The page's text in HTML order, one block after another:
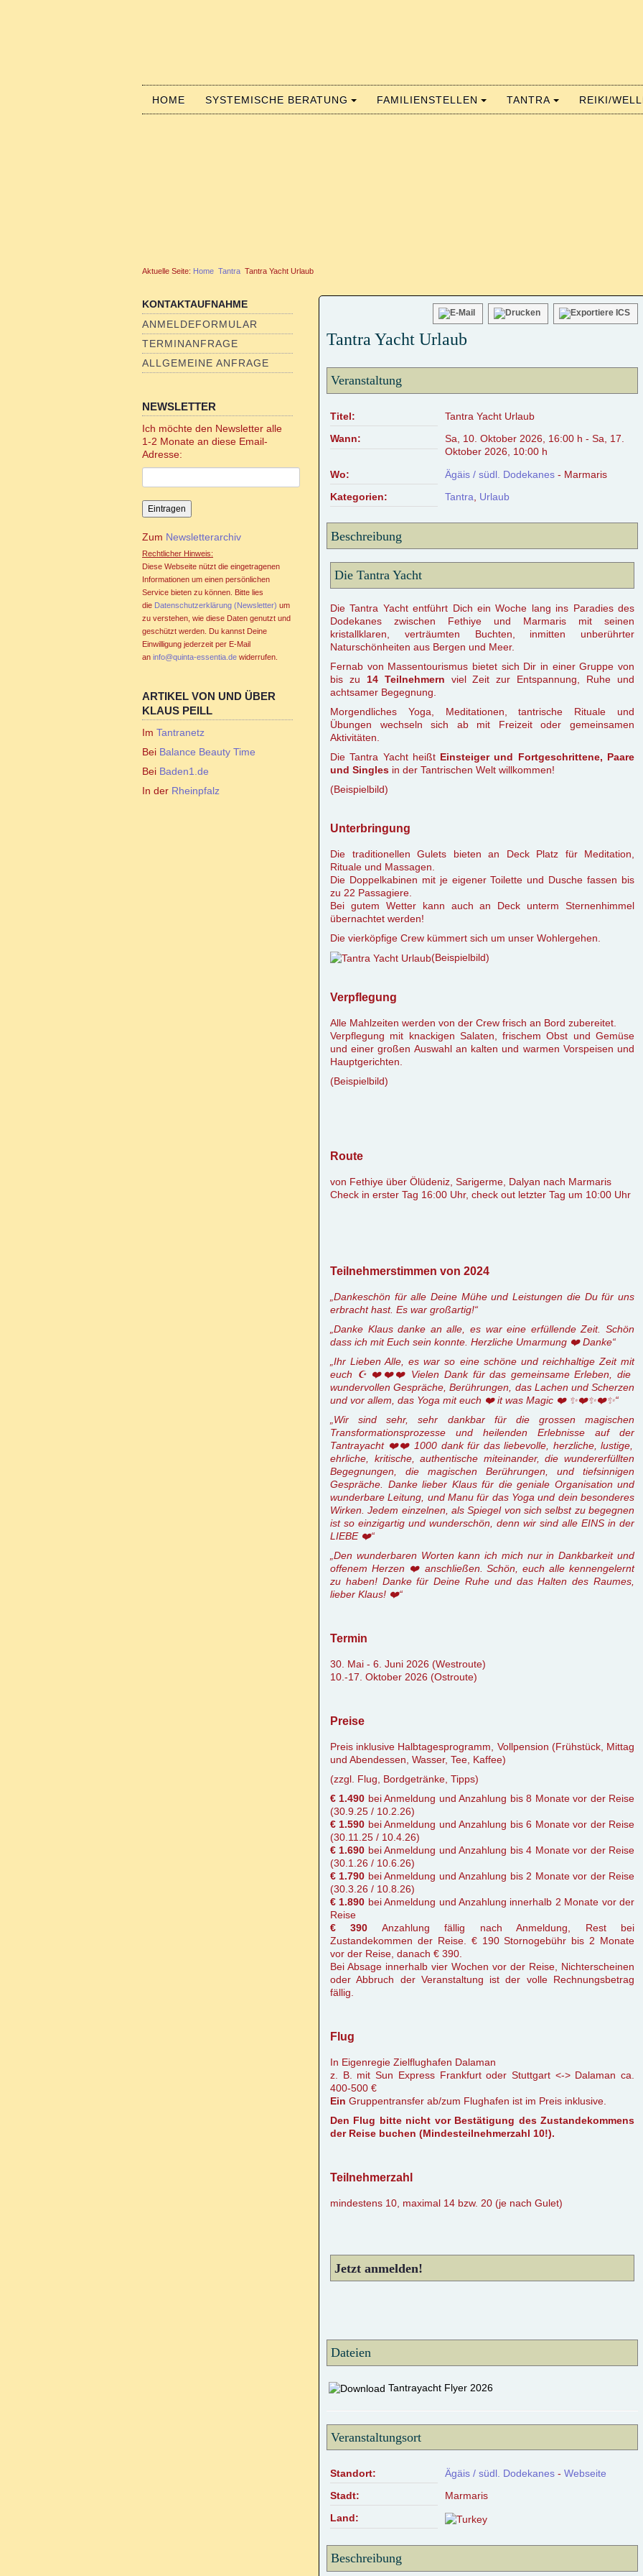
HOME SYSTEMISCHE BERATUNG FAMILIENSTELLEN TANTRA REIKI/
Aktuelle Seite: Home Tantra Tantra Yacht Urlaub
KONTAKTAUFNAHME
ANMELDEFORMULAR
TERMINANFRAGE
ALLGEMEINE ANFRAGE
NEWSLETTER
Ich möchte den Newsletter alle
1-2 Monate an diese Email-
Adresse:
Zum Newsletterarchiv
Rechtlicher Hinweis:
Diese Webseite nützt die eingetragenen
Informationen um einen persönlichen
Service bieten zu können. Bitte lies
die Datenschutzerklärung (Newsletter) um
zu verstehen, wie diese Daten genutzt und
geschützt werden. Du kannst Deine
Einwilligung jederzeit per E-Mail
an info@quinta-essentia.de widerrufen.
ARTIKEL VON UND ÜBER
KLAUS PEILL
Im Tantranetz
Bei Balance Beauty Time
Bei Baden1.de
In der Rheinpfalz
Tantra Yacht Urlaub
Veranstaltung
Titel:
Tantra Yacht Urlaub
Wann:
Sa, 10. Oktober 2026, 16:00 h - Sa, 17.
Oktober 2026, 10:00 h
Wo:
Ägäis / südl. Dodekanes - Marmaris
Kategorien:
Tantra Urlaub
Beschreibung
Die Tantra Yacht
Die Tantra Yacht entführt Dich ein Woche lang ins Paradies des
Dodekanes zwischen Fethiye und Marmaris mit seinen
kristallklaren, verträumten Buchten, inmitten unberührter
Naturschönheiten aus Bergen und Meer.
Fernab von Massentourismus bietet sich Dir in einer Gruppe von
bis zu 14 Teilnehmern viel Zeit zur Entspannung, Ruhe und
achtsamer Begegnung.
Morgendliches Yoga, Meditationen, tantrische Rituale und
Übungen wechseln sich ab mit Freizeit oder gemeinsamen
Aktivitäten.
Die Tantra Yacht heißt Einsteiger und Fortgeschrittene, Paare
und Singles in der Tantrischen Welt willkommen!
(Beispielbild)
Unterbringung
Die traditionellen Gulets bieten an Deck Platz für Meditation,
Rituale und Massagen.
Die Doppelkabinen mit je eigener Toilette und Dusche fassen bis
zu 22 Passagiere.
Bei gutem Wetter kann auch an Deck unterm Sternenhimmel
übernachtet werden!
Die vierköpfige Crew kümmert sich um unser Wohlergehen.
(Beispielbild)
Verpflegung
Alle Mahlzeiten werden von der Crew frisch an Bord zubereitet.
Verpflegung mit knackigen Salaten, frischem Obst und Gemüse
und einer großen Auswahl an kalten und warmen Vorspeisen und
Hauptgerichten.
(Beispielbild)
Route
von Fethiye über Ölüdeniz, Sarigerme, Dalyan nach Marmaris
Check in erster Tag 16:00 Uhr, check out letzter Tag um 10:00 Uhr
Teilnehmerstimmen von 2024
„Dankeschön für alle Deine Mühe und Leistungen die Du für uns
erbracht hast. Es war großartig!“
„Danke Klaus danke an alle, es war eine erfüllende Zeit. Schön
dass ich mit Euch sein konnte. Herzliche Umarmung ❤️ Danke“
„Ihr Lieben Alle, es war so eine schöne und reichhaltige Zeit mit
euch ☪ ❤️❤️❤️ Vielen Dank für das gemeinsame Erleben, die
wundervollen Gespräche, Berührungen, das Lachen und Scherzen
und vor allem, das Yoga mit euch ❤️ it was Magic ❤️ ✨❤️✨❤️✨“
„Wir sind sehr, sehr dankbar für die grossen magischen
Transformationsprozesse und heilenden Erlebnisse auf der
Tantrayacht ❤️❤️ 1000 dank für das liebevolle, herzliche, lustige,
ehrliche, kritische, authentische miteinander, die wundererfüllten
Begegnungen, die magischen Berührungen, und tiefsinnigen
Gespräche. Danke lieber Klaus für die geniale Organisation und
wunderbare Leitung, und Manu für das Yoga und dein besonderes
Wirken. Jedem einzelnen, als Spiegel von sich selbst zu begegnen
ist so einzigartig und wunderschön, denn wir sind alle EINS in der
LIEBE ❤️“
„Den wunderbaren Worten kann ich mich nur in Dankbarkeit und
offenem Herzen ❤️ anschließen.
Schön, euch alle kennengelernt
zu haben! Danke für Deine Ruhe und das Halten des Raumes,
lieber Klaus! ❤️“
Termin
30. Mai - 6. Juni 2026 (Westroute)
10.-17. Oktober 2026 (Ostroute)
Preise
Preis inklusive Halbtagesprogramm, Vollpension (Frühstück, Mittag
und Abendessen, Wasser, Tee, Kaffee)
(zzgl. Flug, Bordgetränke, Tipps)
€ 1.490 bei Anmeldung und Anzahlung bis 8 Monate vor der Reise
(30.9.25 / 10.2.26)
€ 1.590 bei Anmeldung und Anzahlung bis 6 Monate vor der Reise
(30.11.25 / 10.4.26)
€ 1.690 bei Anmeldung und Anzahlung bis 4 Monate vor der Reise
(30.1.26 / 10.6.26)
€ 1.790 bei Anmeldung und Anzahlung bis 2 Monate vor der Reise
(30.3.26 / 10.8.26)
€ 1.890 bei Anmeldung und Anzahlung innerhalb 2 Monate vor der
Reise
€ 390 Anzahlung fällig nach Anmeldung, Rest bei
Zustandekommen der Reise. € 190 Stornogebühr bis 2 Monate
vor der Reise, danach € 390.
Bei Absage innerhalb vier Wochen vor der Reise, Nichterscheinen
oder Abbruch der Veranstaltung ist der volle Rechnungsbetrag
fällig.
Flug
In Eigenregie Zielflughafen Dalaman
z. B. mit Sun Express Frankfurt oder Stuttgart <-> Dalaman ca.
400-500 €
Ein Gruppentransfer ab/zum Flughafen ist im Preis inklusive.
Den Flug bitte nicht vor Bestätigung des Zustandekommens
der Reise buchen (Mindesteilnehmerzahl 10!).
Teilnehmerzahl
mindestens 10, maximal 14 bzw. 20 (je nach Gulet)
Jetzt anmelden!
Dateien
Tantrayacht Flyer 2026
Veranstaltungsort
Standort: Ägäis / südl. Dodekanes - Webseite
Stadt:
Marmaris
Land:
Beschreibung